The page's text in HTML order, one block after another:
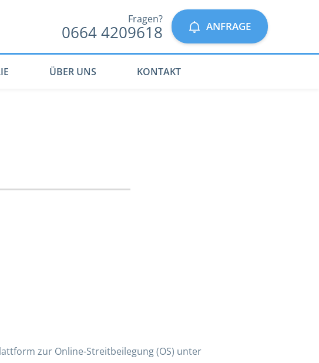
Fragen?
0664 4209618 ANFRAGE
ÜBER UNS KONTAKT
zur Online-Streitbeilegung (OS) unter